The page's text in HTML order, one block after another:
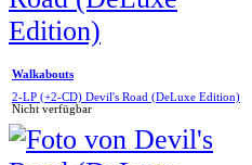
Walkabouts
2-LP (+2-CD) Devil's Road (DeLuxe Edition)
Nicht verfügbar